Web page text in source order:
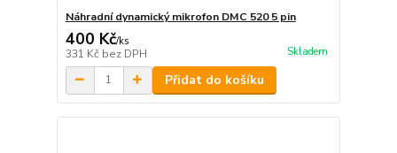
Náhradní dynamický mikrofon DMC 520 5 pin
400 Kč/ks
331 Kč bez DPH Skladem
Přidat do košíku